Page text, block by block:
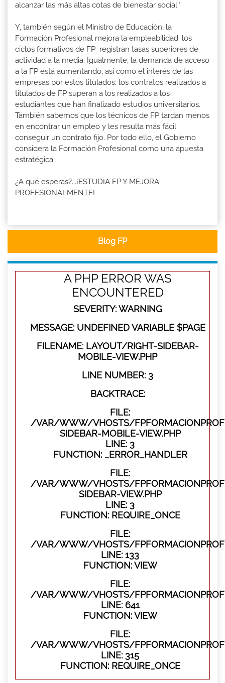
alcanzar las más altas cotas de bienestar social."
Y, también según el Ministro de Educación, la
Formación Profesional mejora la empleabilidad: los
ciclos formativos de FP registran tasas superiores de
actividad a la media. Igualmente, la demanda de acceso
a la FP está aumentando, así como el interés de las
empresas por estos titulados: los contratos realizados a
titulados de FP superan a los realizados a los
estudiantes que han finalizado estudios universitarios.
También sabemos que los técnicos de FP tardan menos
en encontrar un empleo y les resulta más fácil
conseguir un contrato fijo. Por todo ello, el Gobierno
considera la Formación Profesional como una apuesta
estratégica.
¿A qué esperas?...¡ESTUDIA FP Y MEJORA
PROFESIONALMENTE!
Blog FP
A PHP ERROR WAS
ENCOUNTERED
SEVERITY: WARNING
MESSAGE: UNDEFINED VARIABLE $PAGE
FILENAME: LAYOUT/RIGHT-SIDEBAR-
MOBILE-VIEW.PHP
LINE NUMBER: 3
BACKTRACE:
FILE:
/VAR/WWW/VHOSTS/
SIDEBAR-MOBILE-VIEW.PHP
LINE: 3
FUNCTION: _ERROR_HANDLER
FILE:
/VAR/WWW/VHOSTS/
SIDEBAR-VIEW.PHP
LINE: 3
FUNCTION: REQUIRE_ONCE
FILE:
/VAR/WWW/VHOSTS/
LINE: 133
FUNCTION: VIEW
FILE:
/VAR/WWW/VHOSTS/
LINE: 641
FUNCTION: VIEW
FILE:
/VAR/WWW/VHOSTS/
LINE: 315
FUNCTION: REQUIRE_ONCE